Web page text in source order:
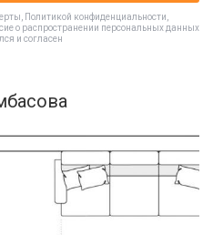
Политикой конфиденциальности
о распространении персональных данных
и согласен